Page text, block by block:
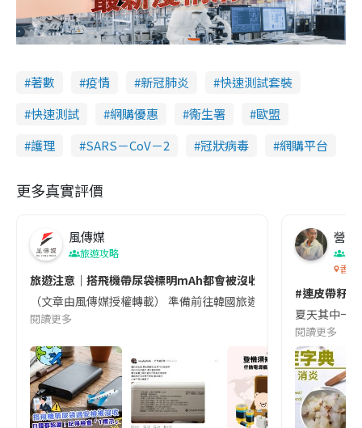
著數 疫情 新冠肺炎
快速測試套裝
快速測試
網購優惠 衞生署
歐盟
護理
SARS－CoV－2 冠狀病毒 網購平台
更多真實評價
風傳媒
旅遊攻略
旅遊注意｜搭飛機帶尿袋標明mAh都會被沒收😱出發前切記檢查
（文章由風傳媒授權轉載） 準備前往韓國旅遊的民眾，近期要
閱讀更多
營養
香港
#連皮帶籽
夏天其中一
閱讀更多